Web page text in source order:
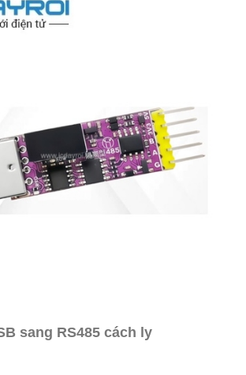
sang RS485 cách ly